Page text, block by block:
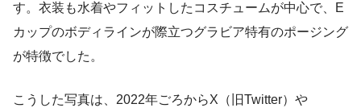
す。衣装も水着やフィットしたコスチュームが中心で、E
カップのボディラインが際立つグラビア特有のポージング
が特徴でした。
こうした写真は、2022年ごろからX（旧Twitter）や